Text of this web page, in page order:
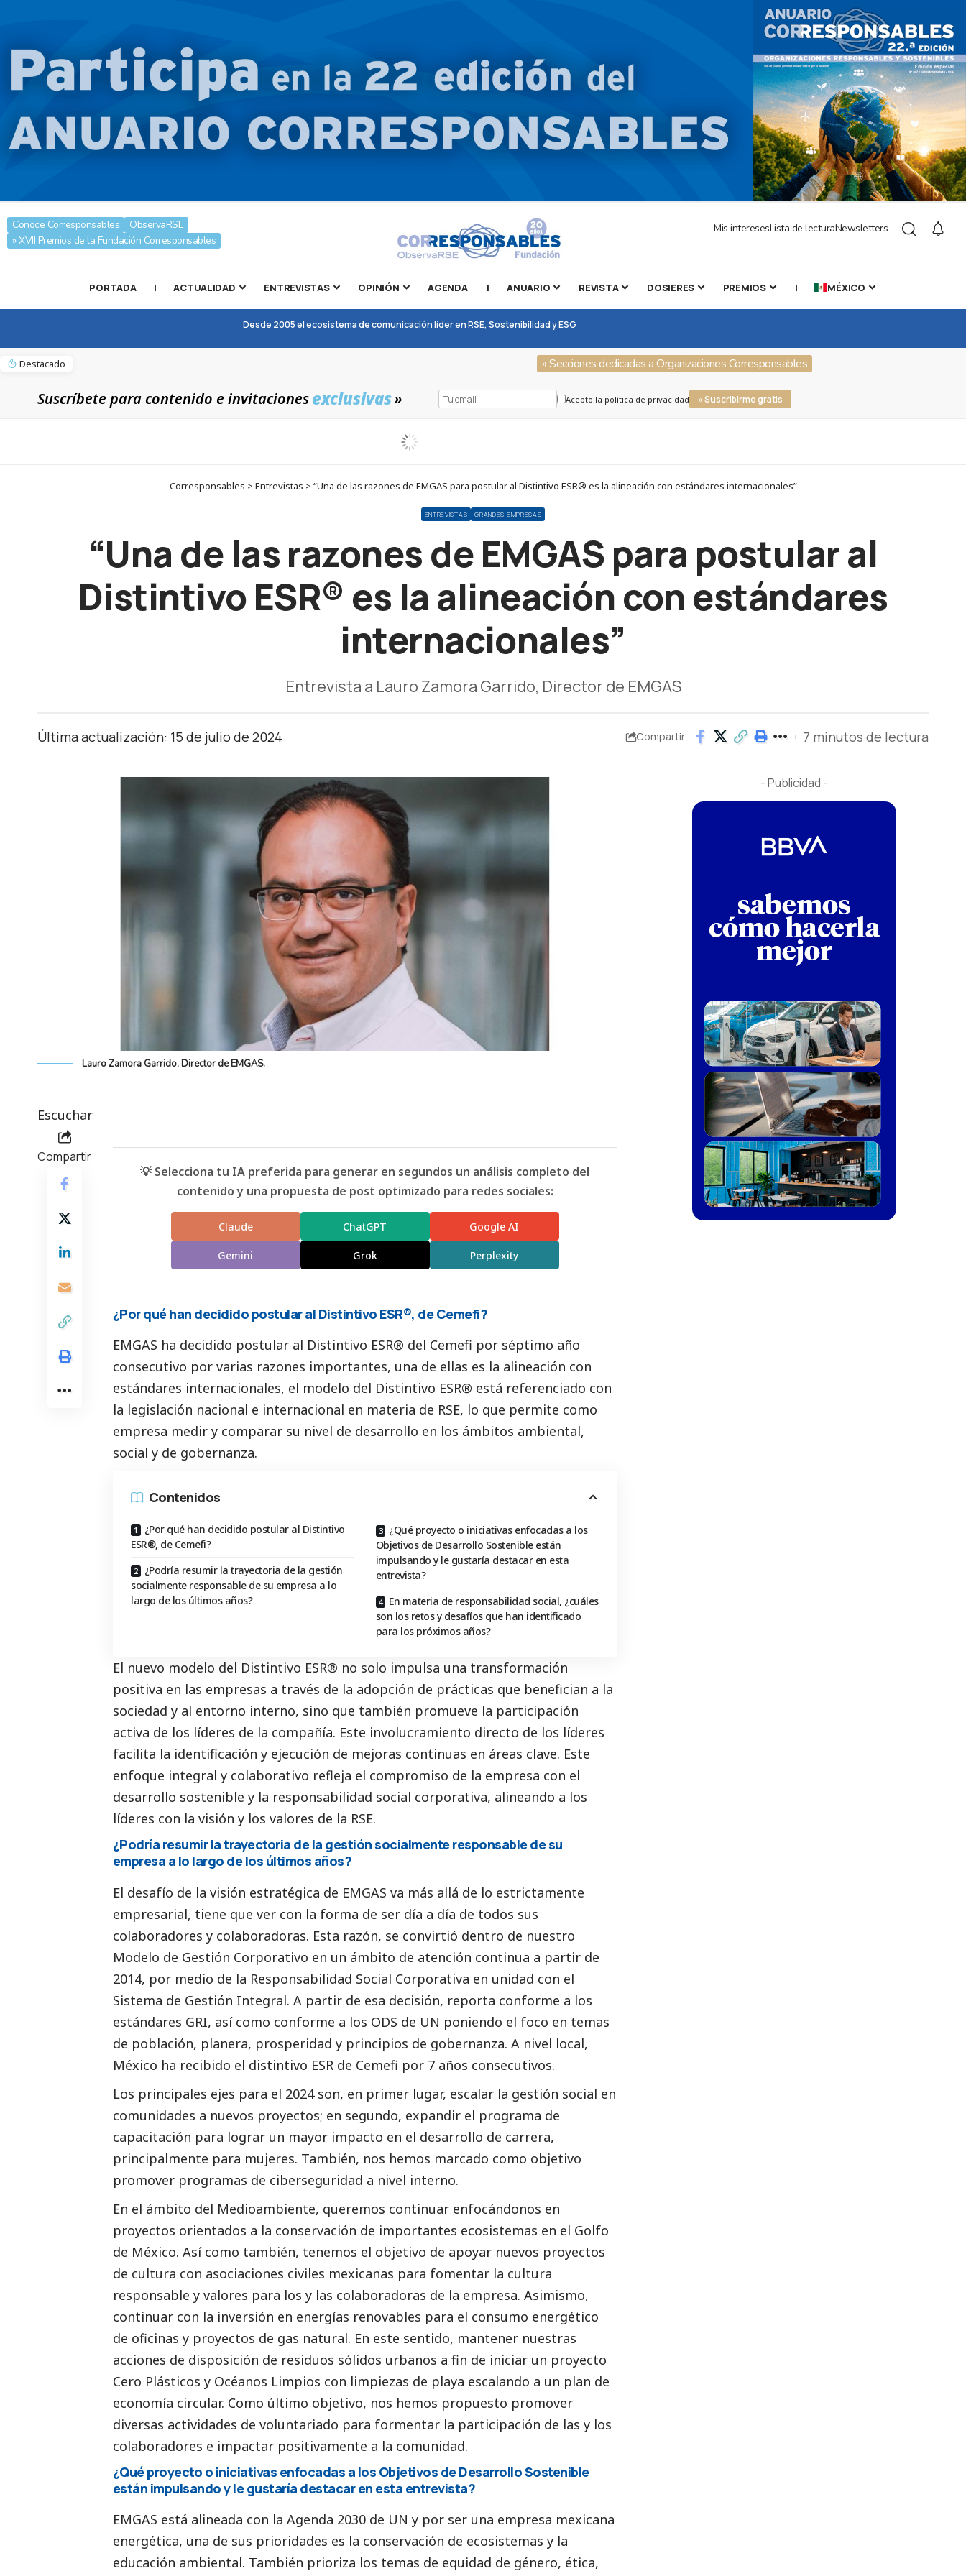
Conoce Corresponsables
ObservaRSE
» XVII Premios de la Fundación Corresponsables
Mis interesesLista de lecturaNewsletters
PORTADA | ACTUALIDAD ENTREVISTAS OPINIÓN AGENDA | ANUARIO REVISTA DOSIERES PREMIOS | MÉXICO
Desde 2005 el ecosistema de comunicación líder en RSE, Sostenibilidad y ESG
Destacado » Secciones dedicadas a Organizaciones Corresponsables
Suscríbete para contenido e invitacionesexclusivas» Acepto la política de privacidad » Suscribirme gratis
Corresponsables > Entrevistas > “Una de las razones de EMGAS para postular al Distintivo ESR® es la alineación con estándares internacionales”
ENTREVISTAS GRANDES EMPRESAS
“Una de las razones de EMGAS para postular al
Distintivo ESR® es la alineación con estándares
internacionales”
Entrevista a Lauro Zamora Garrido, Director de EMGAS
Última actualización: 15 de julio de 2024 Compartir 7 minutos de lectura
Lauro Zamora Garrido, Director de EMGAS.
Escuchar
Compartir
💡 Selecciona tu IA preferida para generar en segundos un análisis completo del
contenido y una propuesta de post optimizado para redes sociales:
Claude ChatGPT Google AI
Gemini Grok Perplexity
¿Por qué han decidido postular al Distintivo ESR®, de Cemefi?
EMGAS ha decidido postular al Distintivo ESR® del Cemefi por séptimo año
consecutivo por varias razones importantes, una de ellas es la alineación con
estándares internacionales, el modelo del Distintivo ESR® está referenciado con
la legislación nacional e internacional en materia de RSE, lo que permite como
empresa medir y comparar su nivel de desarrollo en los ámbitos ambiental,
social y de gobernanza.
Contenidos
¿Por qué han decidido postular al Distintivo
ESR®, de Cemefi?
¿Podría resumir la trayectoria de la gestión
socialmente responsable de su empresa a lo
largo de los últimos años?
¿Qué proyecto o iniciativas enfocadas a los
Objetivos de Desarrollo Sostenible están
impulsando y le gustaría destacar en esta
entrevista?
En materia de responsabilidad social, ¿cuáles
son los retos y desafíos que han identificado
para los próximos años?
El nuevo modelo del Distintivo ESR® no solo impulsa una transformación
positiva en las empresas a través de la adopción de prácticas que benefician a la
sociedad y al entorno interno, sino que también promueve la participación
activa de los líderes de la compañía. Este involucramiento directo de los líderes
facilita la identificación y ejecución de mejoras continuas en áreas clave. Este
enfoque integral y colaborativo refleja el compromiso de la empresa con el
desarrollo sostenible y la responsabilidad social corporativa, alineando a los
líderes con la visión y los valores de la RSE.
¿Podría resumir la trayectoria de la gestión socialmente responsable de su
empresa a lo largo de los últimos años?
El desafío de la visión estratégica de EMGAS va más allá de lo estrictamente
empresarial, tiene que ver con la forma de ser día a día de todos sus
colaboradores y colaboradoras. Esta razón, se convirtió dentro de nuestro
Modelo de Gestión Corporativo en un ámbito de atención continua a partir de
2014, por medio de la Responsabilidad Social Corporativa en unidad con el
Sistema de Gestión Integral. A partir de esa decisión, reporta conforme a los
estándares GRI, así como conforme a los ODS de UN poniendo el foco en temas
de población, planera, prosperidad y principios de gobernanza. A nivel local,
México ha recibido el distintivo ESR de Cemefi por 7 años consecutivos.
Los principales ejes para el 2024 son, en primer lugar, escalar la gestión social en
comunidades a nuevos proyectos; en segundo, expandir el programa de
capacitación para lograr un mayor impacto en el desarrollo de carrera,
principalmente para mujeres. También, nos hemos marcado como objetivo
promover programas de ciberseguridad a nivel interno.
En el ámbito del Medioambiente, queremos continuar enfocándonos en
proyectos orientados a la conservación de importantes ecosistemas en el Golfo
de México. Así como también, tenemos el objetivo de apoyar nuevos proyectos
de cultura con asociaciones civiles mexicanas para fomentar la cultura
responsable y valores para los y las colaboradoras de la empresa. Asimismo,
continuar con la inversión en energías renovables para el consumo energético
de oficinas y proyectos de gas natural. En este sentido, mantener nuestras
acciones de disposición de residuos sólidos urbanos a fin de iniciar un proyecto
Cero Plásticos y Océanos Limpios con limpiezas de playa escalando a un plan de
economía circular. Como último objetivo, nos hemos propuesto promover
diversas actividades de voluntariado para formentar la participación de las y los
colaboradores e impactar positivamente a la comunidad.
¿Qué proyecto o iniciativas enfocadas a los Objetivos de Desarrollo Sostenible
están impulsando y le gustaría destacar en esta entrevista?
EMGAS está alineada con la Agenda 2030 de UN y por ser una empresa mexicana
energética, una de sus prioridades es la conservación de ecosistemas y la
educación ambiental. También prioriza los temas de equidad de género, ética,
- Publicidad -